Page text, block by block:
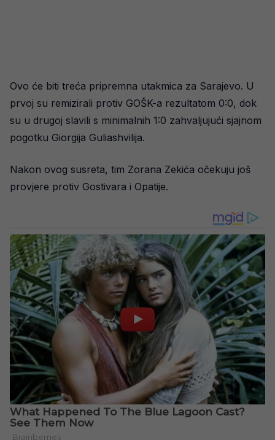
Ovo će biti treća pripremna utakmica za Sarajevo. U
prvoj su remizirali protiv GOŠK-a rezultatom 0:0, dok
su u drugoj slavili s minimalnih 1:0 zahvaljujući sjajnom
pogotku Giorgija Guliashvilija.
Nakon ovog susreta, tim Zorana Zekića očekuju još
provjere protiv Gostivara i Opatije.